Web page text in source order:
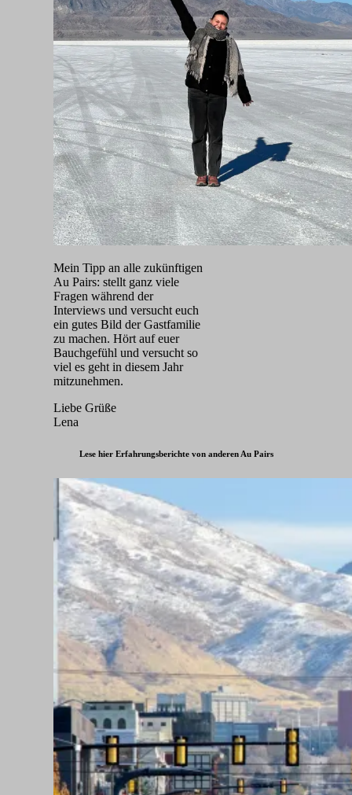
Mein Tipp an alle zukünftigen
Au Pairs: stellt ganz viele
Fragen während der
Interviews und versucht euch
ein gutes Bild der Gastfamilie
zu machen. Hört auf euer
Bauchgefühl und versucht so
viel es geht in diesem Jahr
mitzunehmen.
Liebe Grüße
Lena
Lese hier Erfahrungsberichte von anderen Au Pairs